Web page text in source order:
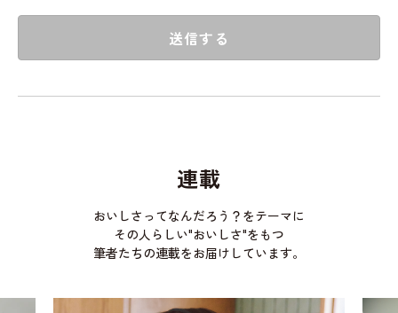
送信する
連載
おいしさってなんだろう？をテーマに
その人らしい"おいしさ"をもつ
筆者たちの連載をお届けしています。